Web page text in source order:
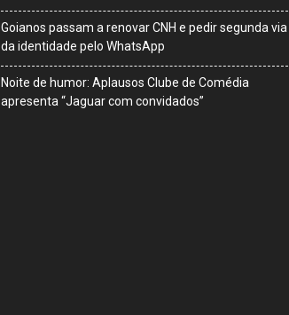
Goianos passam a renovar CNH e pedir segunda via
da identidade pelo WhatsApp
Noite de humor: Aplausos Clube de Comédia
apresenta “Jaguar com convidados”